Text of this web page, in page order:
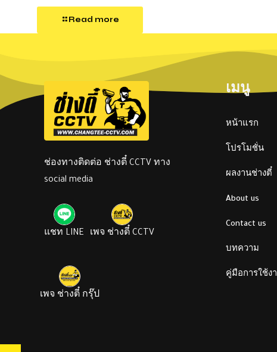
Read more
ช่องทางติดต่อ ช่างตี๋ CCTV ทาง
social media
แชท LINE เพจ ช่างตี๋ CCTV
เพจ ช่างตี๋ กรุ๊ป
เมนู
หน้าแรก
โปรโมชั่น
ผลงานช่างตี๋
About us
Contact us
บทความ
คู่มือการใช้ง